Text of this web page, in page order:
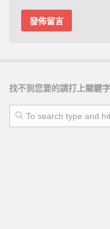
找不到您要的請打上關鍵
點擊我了解如何善
能如虎添翼!